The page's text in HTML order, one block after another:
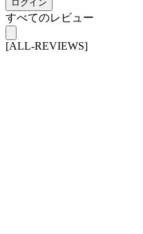
ログイン
すべてのレビュー
[ALL-REVIEWS]